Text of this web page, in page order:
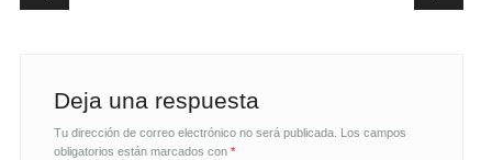
Deja una respuesta
Tu dirección de correo electrónico no será publicada. Los campos
obligatorios están marcados con *